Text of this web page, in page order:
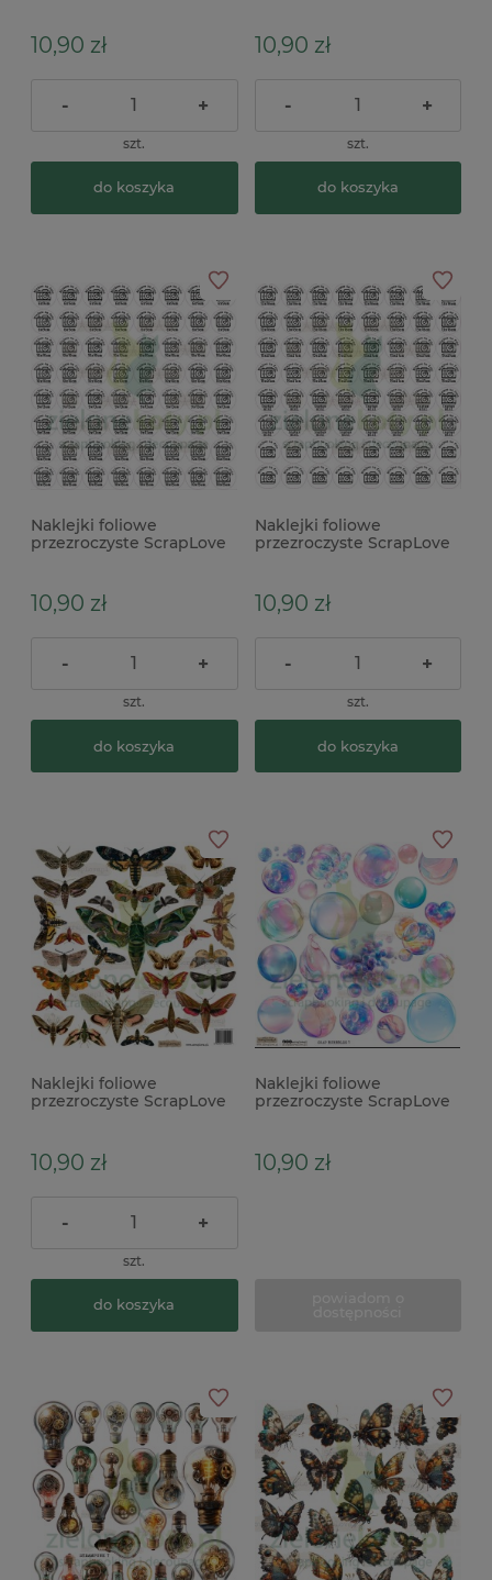
10,90 zł
- +
szt.
do koszyka
10,90 zł
- +
szt.
do koszyka
Naklejki foliowe
przezroczyste ScrapLove
10,90 zł
- +
szt.
do koszyka
Naklejki foliowe
przezroczyste ScrapLove
10,90 zł
- +
szt.
do koszyka
Naklejki foliowe
przezroczyste ScrapLove
10,90 zł
- +
szt.
do koszyka
Naklejki foliowe
przezroczyste ScrapLove
10,90 zł